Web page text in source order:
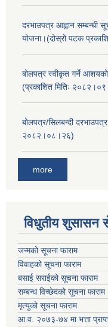
दरभाउपत्र आह्वान सम्बन्धी
योजना।(दोस्रो पटक
बोलपत्र स्वीकृत गर्ने
(प्रकाशित मितिः
बोलपत्र/सिलबन्दी
२०८२।०८।२६)
more
विधुतीय शुसासन
जन्मको सूचना फाराम
विवाहको सूचना फाराम
बसाई सराईको सूचना फाराम
सम्बन्ध विच्छेदको सूचना फाराम
मृत्युको सूचना फाराम
आ.व. २०७३-७४ मा भत्ता